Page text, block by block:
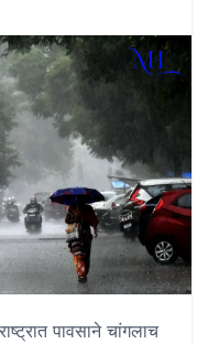
पावसाने चांगलाच